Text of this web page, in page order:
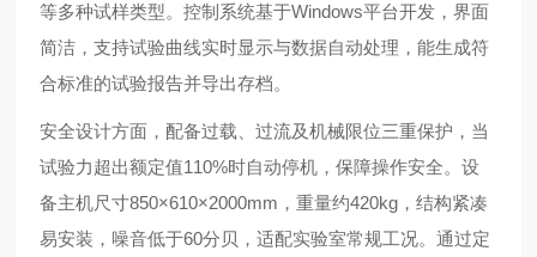
等多种试样类型。控制系统基于Windows平台开发，界面
简洁，支持试验曲线实时显示与数据自动处理，能生成符
合标准的试验报告并导出存档。
安全设计方面，配备过载、过流及机械限位三重保护，当
试验力超出额定值110%时自动停机，保障操作安全。设
备主机尺寸850×610×2000mm，重量约420kg，结构紧凑
易安装，噪音低于60分贝，适配实验室常规工况。通过定